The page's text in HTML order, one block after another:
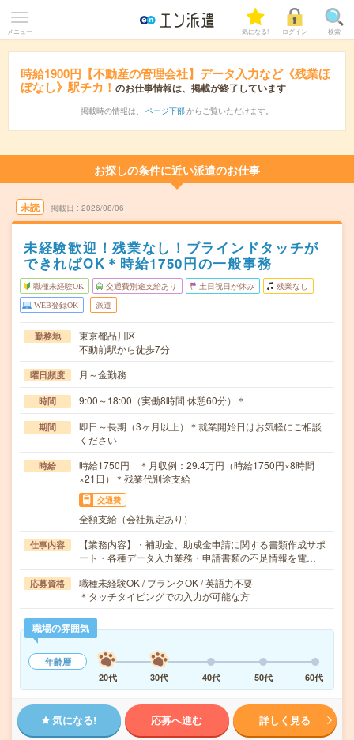
メニュー 気になる! ログイン 検索
時給1900円【不動産の管理会社】データ入力など《残業ほ
ぼなし》駅チカ！ のお仕事情報は、掲載が終了しています
掲載時の情報は、 ページ下部 からご覧いただけます。
お探しの条件に近い派遣のお仕事
未読 掲載日 2026/08/06
未経験歓迎！残業なし！ブラインドタッチが
できればOK＊時給1750円の一般事務
職種未経験OK 交通費別途支給あり 土日祝日が休み 残業なし
WEB登録OK 派遣
勤務地
東京都品川区
不動前駅から徒歩7分
曜日頻度 月～金勤務
時間 9:00～18:00（実働8時間 休憩60分）＊
期間
即日～長期（3ヶ月以上）＊就業開始日はお気軽にご相談
ください
時給
時給1750円 ＊月収例：29.4万円（時給1750円×8時間
×21日）＊残業代別途支給
交通費
全額支給（会社規定あり）
仕事内容
【業務内容】・補助金、助成金申請に関する書類作成サポ
ート・各種データ入力業務・申請書類の不足情報を電…
応募資格
職種未経験OK / ブランクOK / 英語力不要
＊タッチタイピングでの入力が可能な方
職場の雰囲気
年齢層
20代
30代 40代 50代 60代
気になる! 応募へ進む 詳しく見る